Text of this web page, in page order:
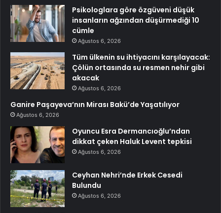
Psikologlara göre özgüveni düşük
insanların ağzından düşürmediği 10
cümle
Ağustos 6, 2026
Tüm ülkenin su ihtiyacını karşılayacak:
Çölün ortasında su resmen nehir gibi
akacak
Ağustos 6, 2026
Ganire Paşayeva’nın Mirası Bakü’de Yaşatılıyor
Ağustos 6, 2026
Oyuncu Esra Dermancıoğlu’ndan
dikkat çeken Haluk Levent tepkisi
Ağustos 6, 2026
Ceyhan Nehri’nde Erkek Cesedi
Bulundu
Ağustos 6, 2026